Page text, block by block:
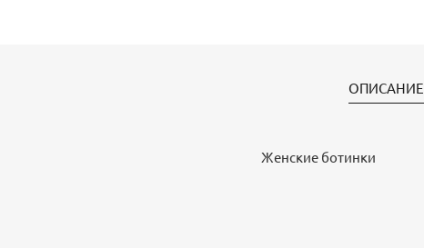
ОПИСАНИЕ
Женские ботинки